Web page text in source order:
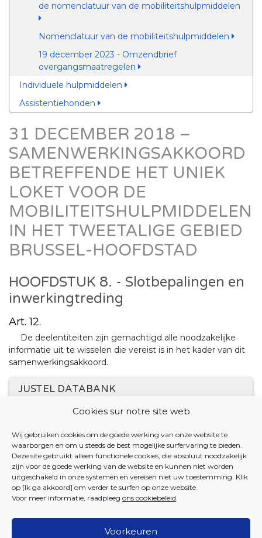
Cookies sur notre site web
Wij gebruiken cookies om de goede werking van onze website te
waarborgen en om u steeds de best mogelijke surfervaring te bieden.
Deze site gebruikt alleen functionele cookies, die absoluut noodzakelijk
zijn voor de goede werking van de website en kunnen niet worden
uitgeschakeld in onze systemen en vereisen niet uw toestemming. Klik
op [Ik ga akkoord] om verder te surfen op onze website.
Voor meer informatie, raadpleeg ons cookiebeleid.
Voorkeuren
de nomenclatuur van de mobiliteitshulpmiddelen
Nomenclatuur van de mobiliteitshulpmiddelen
19 december 2023 - Omzendbrief
overgangsmaatregelen
Individuele hulpmiddelen
Assistentiehonden
31 DECEMBER 2018 –
SAMENWERKINGSAKKOORD
BETREFFENDE HET UNIEK
LOKET VOOR DE
MOBILITEITSHULPMIDDELEN
IN HET TWEETALIGE GEBIED
BRUSSEL-HOOFDSTAD
HOOFDSTUK 8. - Slotbepalingen en
inwerkingtreding
Art. 12.
De deelentiteiten zijn gemachtigd alle noodzakelijke
informatie uit te wisselen die vereist is in het kader van dit
samenwerkingsakkoord.
JUSTEL DATABANK
de Vlaamse Gemeenschap, de Franse
Gemeenschapscommissie en de Gemeenschappelijke
Gemeenschapscommissie betreffende het uniek loket
voor de mobiliteitshulpmiddelen in het tweetalige
gebied Brussel-Hoofdstad